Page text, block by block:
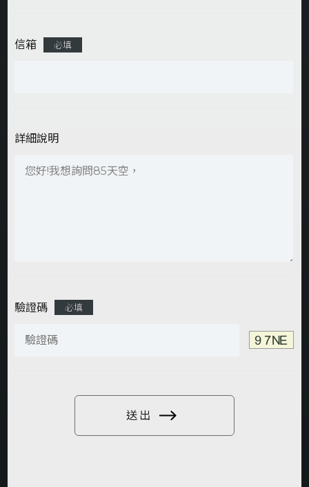
信箱 必填
詳細說明
驗證碼 必填
送出